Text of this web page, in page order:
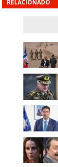
RELACIONADO